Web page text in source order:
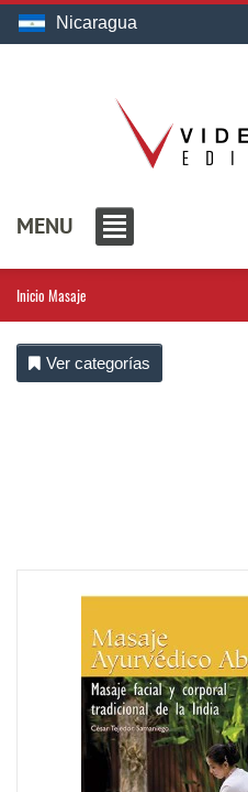
Nicaragua
MENU
Inicio Masaje
Ver categorías